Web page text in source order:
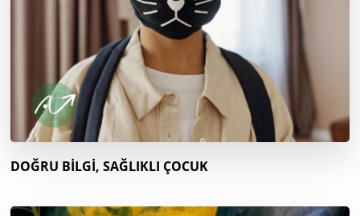
DOĞRU BİLGİ, SAĞLIKLI ÇOCUK